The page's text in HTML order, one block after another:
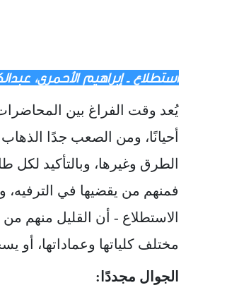
استطلاع ـ إبراهيم الأحمري،
يُعد وقت الفراغ بين
أحيانًا، ومن الصعب جدًا
الطرق وغيرها، وبالتأكيد لكل
فمنهم من يقضيها في
الاستطلاع - أن القليل منهم
مختلف كلياتها وعماداتها، أو
الجوال مجددًا: